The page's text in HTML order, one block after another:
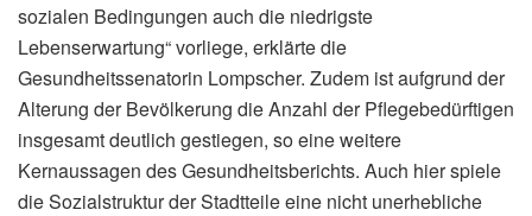
sozialen Bedingungen auch die niedrigste
Lebenserwartung“ vorliege, erklärte die
Gesundheitssenatorin Lompscher. Zudem ist aufgrund der
Alterung der Bevölkerung die Anzahl der Pflegebedürftigen
insgesamt deutlich gestiegen, so eine weitere
Kernaussagen des Gesundheitsberichts. Auch hier spiele
die Sozialstruktur der Stadtteile eine nicht unerhebliche